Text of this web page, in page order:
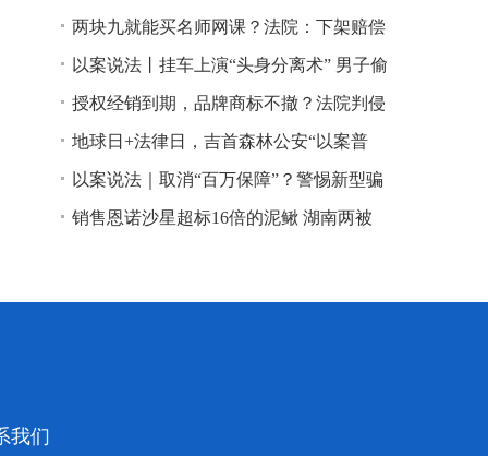
谁说了算？
两块九就能买名师网课？法院：下架赔偿
以案说法丨挂车上演“头身分离术” 男子偷
逃高速通行费获刑
授权经销到期，品牌商标不撤？法院判侵
权！
地球日+法律日，吉首森林公安“以案普
法”
以案说法｜取消“百万保障”？警惕新型骗
局！
销售恩诺沙星超标16倍的泥鳅 湖南两被
我们